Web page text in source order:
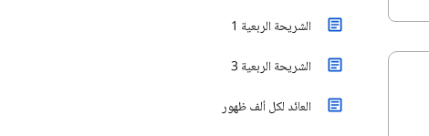
الشريحة الربعية 1
الشريحة الربعية 3
العائد لكل ألف ظهور